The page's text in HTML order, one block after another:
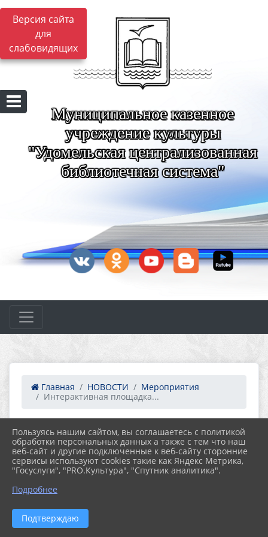
Версия сайта
для
слабовидящих
Муниципальное казенное
учреждение культуры
"Удомельская централизованная
библиотечная система"
Главная НОВОСТИ
Мероприятия
Интерактивная площадка...
27.06.2022 11:30 74
ИНТЕРАКТИВНАЯ ПЛОЩАДКА "ИЗБА-
ЧИТАЛЬНЯ" В РАМКАХ ДНЯ ГОРОДА
Пользуясь нашим сайтом, вы соглашаетесь с политикой
обработки персональных данных а также с тем что наш
веб-сайт и другие подключенные к веб-сайту сторонние
сервисы используют cookies такие как Яндекс Метрика,
"Госуслуги", "PRO.Культура", "Спутник аналитика".
Подробнее
Подтверждаю